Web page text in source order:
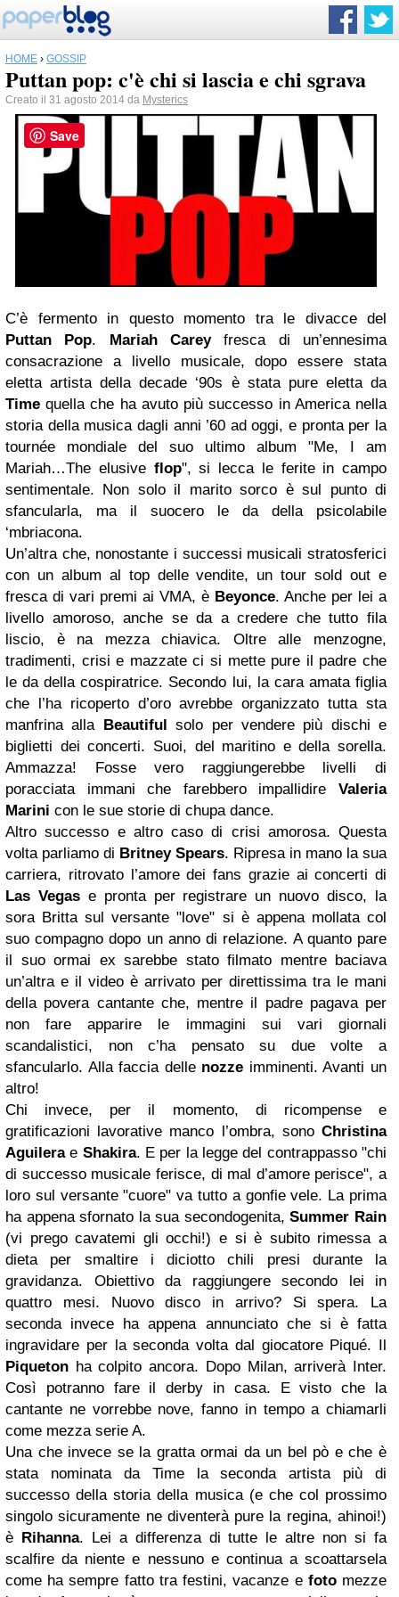
HOME › GOSSIP
Puttan pop: c'è chi si lascia e chi sgrava
Creato il 31 agosto 2014 da Mysterics
C’è fermento in questo momento tra le divacce del
Puttan Pop. Mariah Careyfresca di un’ennesima
consacrazione a livello musicale, dopo essere stata
eletta artista della decade ‘90s è stata pure eletta da
Time quella che ha avuto più successo in America nella
storia della musica dagli anni ’60 ad oggi, e pronta per la
tournée mondiale del suo ultimo album "Me, I am
Mariah…The elusive flop", si lecca le ferite in campo
sentimentale. Non solo il marito sorco è sul punto di
sfancularla, ma il suocero le da della psicolabile
‘mbriacona.
Un’altra che, nonostante i successi musicali stratosferici
con un album al top delle vendite, un tour sold out e
fresca di vari premi ai VMA, è Beyonce. Anche per lei a
livello amoroso, anche se da a credere che tutto fila
liscio, è na mezza chiavica. Oltre alle menzogne,
tradimenti, crisi e mazzate ci si mette pure il padre che
le da della cospiratrice. Secondo lui, la cara amata figlia
che l’ha ricoperto d’oro avrebbe organizzato tutta sta
manfrina alla
Beautiful
solo per vendere più dischi e
biglietti dei concerti. Suoi, del maritino e della sorella.
Ammazza! Fosse vero raggiungerebbe livelli di
poracciata immani che farebbero impallidire Valeria
Marini con le sue storie di chupa dance.
Altro successo e altro caso di crisi amorosa. Questa
volta parliamo di Britney Spears. Ripresa in mano la sua
carriera, ritrovato l’amore dei fans grazie ai concerti di
Las Vegase pronta per registrare un nuovo disco, la
sora Britta sul versante "love" si è appena mollata col
suo compagno dopo un anno di relazione. A quanto pare
il suo ormai ex sarebbe stato filmato mentre baciava
un’altra e il video è arrivato per direttissima tra le mani
della povera cantante che, mentre il padre pagava per
non fare apparire le immagini sui vari giornali
scandalistici, non c’ha pensato su due volte a
sfancularlo. Alla faccia delle nozze imminenti. Avanti un
altro!
Chi invece, per il momento, di ricompense e
gratificazioni lavorative manco l’ombra, sono Christina
Aguilerae Shakira. E per la legge del contrappasso "chi
di successo musicale ferisce, di mal d’amore perisce", a
loro sul versante "cuore" va tutto a gonfie vele. La prima
ha appena sfornato la sua secondogenita,Summer Rain
(vi prego cavatemi gli occhi!) e si è subito rimessa a
dieta per smaltire i diciotto chili presi durante la
gravidanza. Obiettivo da raggiungere secondo lei in
quattro mesi. Nuovo disco in arrivo? Si spera. La
seconda invece ha appena annunciato che si è fatta
ingravidare per la seconda volta dal giocatore Piqué. Il
Piqueton ha colpito ancora.
Dopo Milan, arriverà Inter.
Così potranno fare il derby in casa.
E visto che la
cantante ne vorrebbe nove, fanno in tempo a chiamarli
come mezza serie A.
Una che invece se la gratta ormai da un bel pò e che è
stata nominata da Time la seconda artista più di
successo della storia della musica (e che col prossimo
singolo sicuramente ne diventerà pure la regina, ahinoi!)
è
Rihanna. Lei a differenza di tutte le altre non si fa
scalfire da niente e nessuno e continua a scoattarsela
come ha sempre fatto tra festini, vacanze e fotomezze
Save